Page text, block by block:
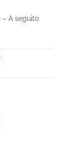
– A seguito